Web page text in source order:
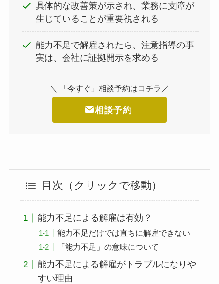
具体的な改善策が示され、業務に支障が
生じていることが重要視される
能力不足で解雇されたら、注意指導の事
実は、会社に証拠開示を求める
＼ 「今すぐ」相談予約はコチラ／
相談予約
目次（クリックで移動）
能力不足による解雇は有効？
能力不足だけでは直ちに解雇できない
「能力不足」の意味について
能力不足による解雇がトラブルになりや
すい理由